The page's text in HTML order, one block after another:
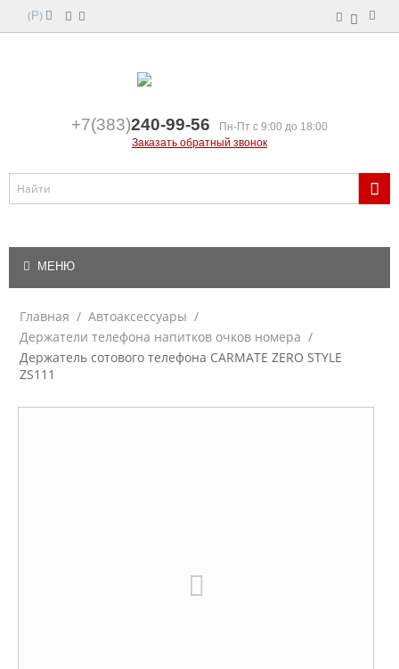
( Р)
+7(383)240-99-56
Пн-Пт с 9:00 до 18:00
Заказать обратный звонок
МЕНЮ
Главная / Автоаксессуары /
Держатели телефона напитков очков номера /
Держатель сотового телефона CARMATE ZERO STYLE
ZS111